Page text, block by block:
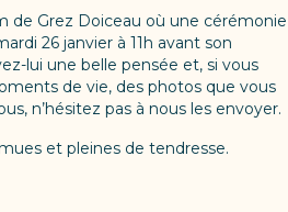
de Grez Doiceau où une cérémonie
26 janvier à 11h avant son
lui une belle pensée et, si vous
de vie, des photos que vous
n’hésitez pas à nous les envoyer.
et pleines de tendresse.